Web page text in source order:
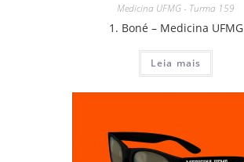
Medicina UFMG - Turma 159
1. Boné – Medicina UFMG
Leia mais